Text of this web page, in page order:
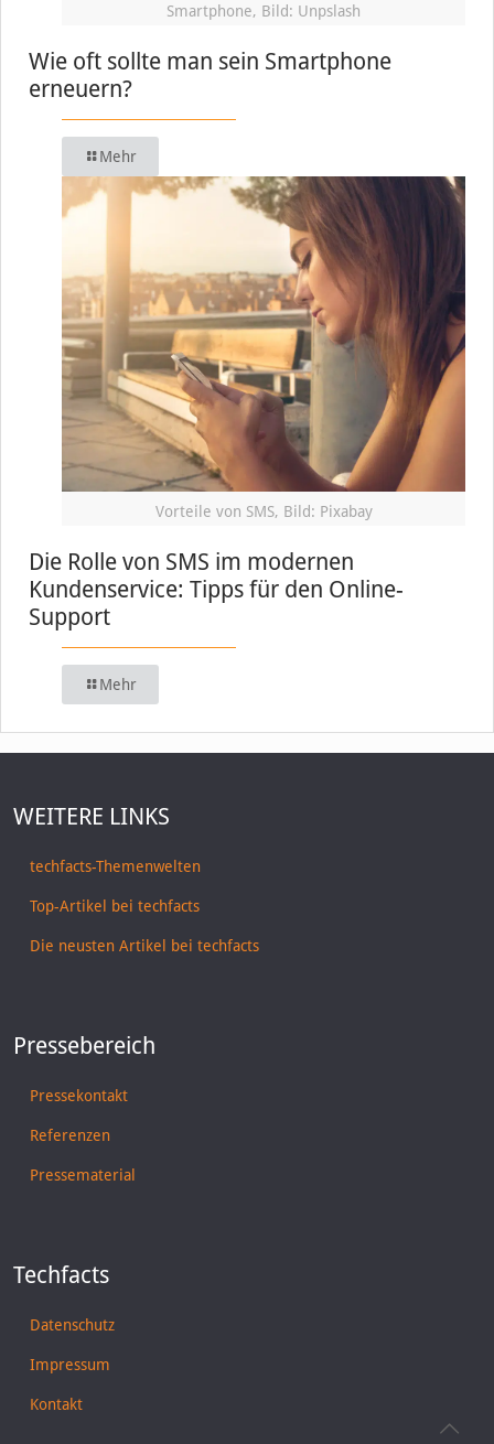
Smartphone, Bild: Unpslash
Wie oft sollte man sein Smartphone
erneuern?
Mehr
Vorteile von SMS, Bild: Pixabay
Die Rolle von SMS im modernen
Kundenservice: Tipps für den Online-
Support
Mehr
WEITERE LINKS
techfacts-Themenwelten
Top-Artikel bei techfacts
Die neusten Artikel bei techfacts
Pressebereich
Pressekontakt
Referenzen
Pressematerial
Techfacts
Datenschutz
Impressum
Kontakt